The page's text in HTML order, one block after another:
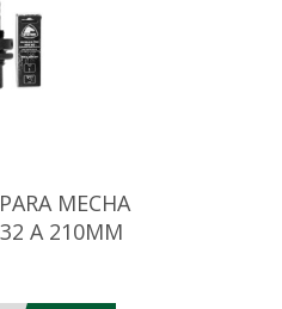
MECHA
A 210MM